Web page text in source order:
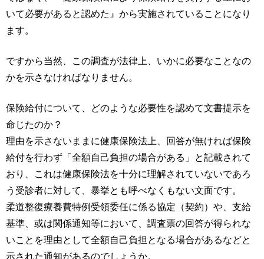
いて必要があると認めた』から実施されていることになり
ます。
ですから当然、この調査が法律上、いかに必要なことなの
かを示さなければなりません。
保険給付について、どのような必要性を認めて文書提示を
命じたのか？
理由を示さないままに健康保険法上、回答が無ければ保険
給付を行わず「全額自己負担の場合がある」と記載されて
おり、これは健康保険法を十分に理解されていないであろ
う受診者に対して、暴挙とも呼べなくもない文面です。
柔道整復療養費特例受領委任に係る協定（契約）や、支給
基準、或は関係通知等において、調査票の回答が得られな
いことを理由として全額自己負担となる場合があるなどと
示された通知があるのでしょうか。